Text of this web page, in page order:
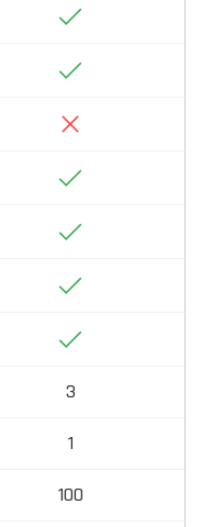
Ano
Ano
Ne
Ano
Ano
Ano
Ano
3
1
100